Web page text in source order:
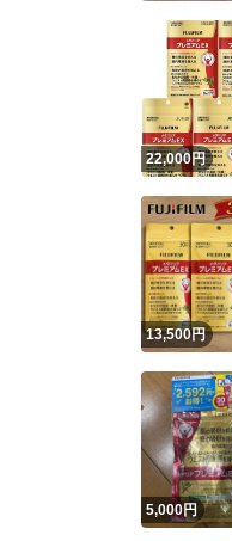
22,000円
13,500円
5,000円